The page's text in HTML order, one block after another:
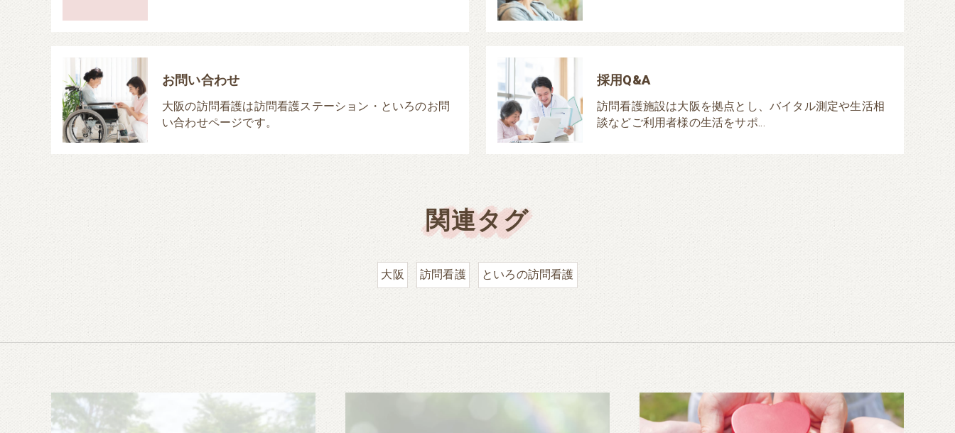
お問い合わせ
大阪の訪問看護は訪問看護ステーション・といろのお問
い合わせページです。
採用Q&A
訪問看護施設は大阪を拠点とし、バイタル測定や生活相
談などご利用者様の生活をサポ…
関連タグ
大阪 訪問看護 といろの訪問看護